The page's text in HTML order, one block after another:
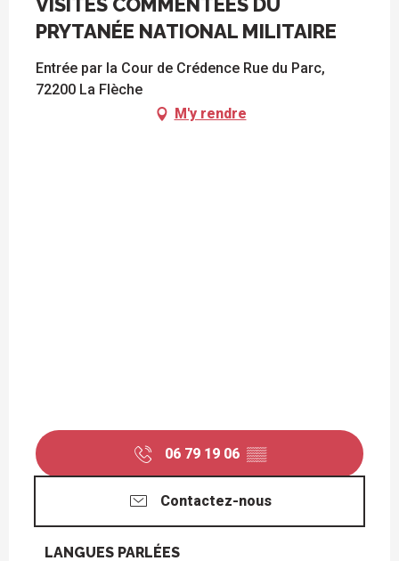
VISITES COMMENTÉES DU
PRYTANÉE NATIONAL MILITAIRE
Entrée par la Cour de Crédence Rue du Parc,
72200 La Flèche
M'y rendre
06 79 19 06 ▒▒
Contactez-nous
LANGUES PARLÉES
LANGUES PARLÉES